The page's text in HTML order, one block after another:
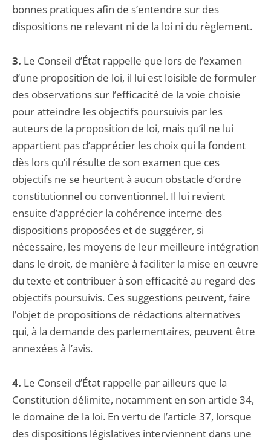
bonnes pratiques afin de s’entendre sur des
dispositions ne relevant ni de la loi ni du règlement.
3. Le Conseil d’État rappelle que lors de l’examen
d’une proposition de loi, il lui est loisible de formuler
des observations sur l’efficacité de la voie choisie
pour atteindre les objectifs poursuivis par les
auteurs de la proposition de loi, mais qu’il ne lui
appartient pas d’apprécier les choix qui la fondent
dès lors qu’il résulte de son examen que ces
objectifs ne se heurtent à aucun obstacle d’ordre
constitutionnel ou conventionnel. Il lui revient
ensuite d’apprécier la cohérence interne des
dispositions proposées et de suggérer, si
nécessaire, les moyens de leur meilleure intégration
dans le droit, de manière à faciliter la mise en œuvre
du texte et contribuer à son efficacité au regard des
objectifs poursuivis. Ces suggestions peuvent, faire
l’objet de propositions de rédactions alternatives
qui, à la demande des parlementaires, peuvent être
annexées à l’avis.
4. Le Conseil d’État rappelle par ailleurs que la
Constitution délimite, notamment en son article 34,
le domaine de la loi. En vertu de l’article 37, lorsque
des dispositions législatives interviennent dans une